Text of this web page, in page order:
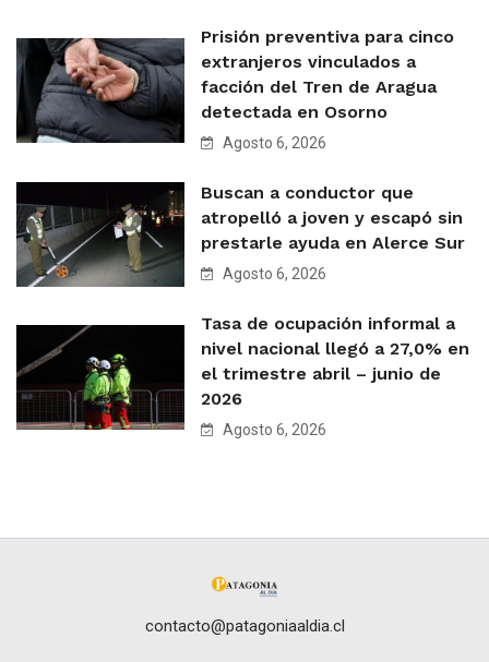
Prisión preventiva para cinco
extranjeros vinculados a
facción del Tren de Aragua
detectada en Osorno
Agosto 6, 2026
Buscan a conductor que
atropelló a joven y escapó sin
prestarle ayuda en Alerce Sur
Agosto 6, 2026
Tasa de ocupación informal a
nivel nacional llegó a 27,0% en
el trimestre abril – junio de
2026
Agosto 6, 2026
contacto@patagoniaaldia.cl